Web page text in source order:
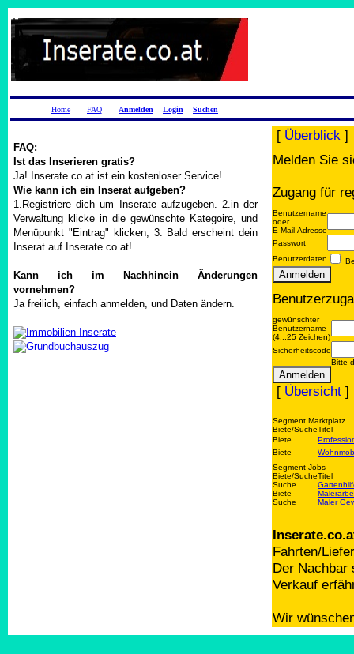
Home FAQ Anmelden Login Suchen
FAQ:
Ist das Inserieren gratis?
Ja! Inserate.co.at ist ein kostenloser Service!
Wie kann ich ein Inserat aufgeben?
1.Registriere dich um Inserate aufzugeben. 2.in der
Verwaltung klicke in die gewünschte Kategoire, und
Menüpunkt "Eintrag" klicken, 3. Bald erscheint dein
Inserat auf Inserate.co.at!
Kann ich im Nachhinein Änderungen
vornehmen?
Ja freilich, einfach anmelden, und Daten ändern.
[ Überblick
Melden Sie
Zugang für
Benutzername
oder
E-Mail-Adresse
Passwort
Benutzerdaten
gewünschter
Benutzername
(4...25 Zeichen)
Sicherheitscode
Bitte
[ Übersicht
Segment Marktplatz
Biete/SucheTitel
Biete
Biete
Segment Jobs
Biete/SucheTitel
Suche
Biete
Suche
Maler
Fahrten/
Der Nachbar
Verkauf
Wir